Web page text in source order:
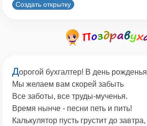
Создать открытку
Дорогой бухгалтер! В день рожденья
Мы желаем вам скорей забыть
Все заботы, все труды-мученья.
Время нынче - песни петь и пить!
Калькулятор пусть грустит до завтра,